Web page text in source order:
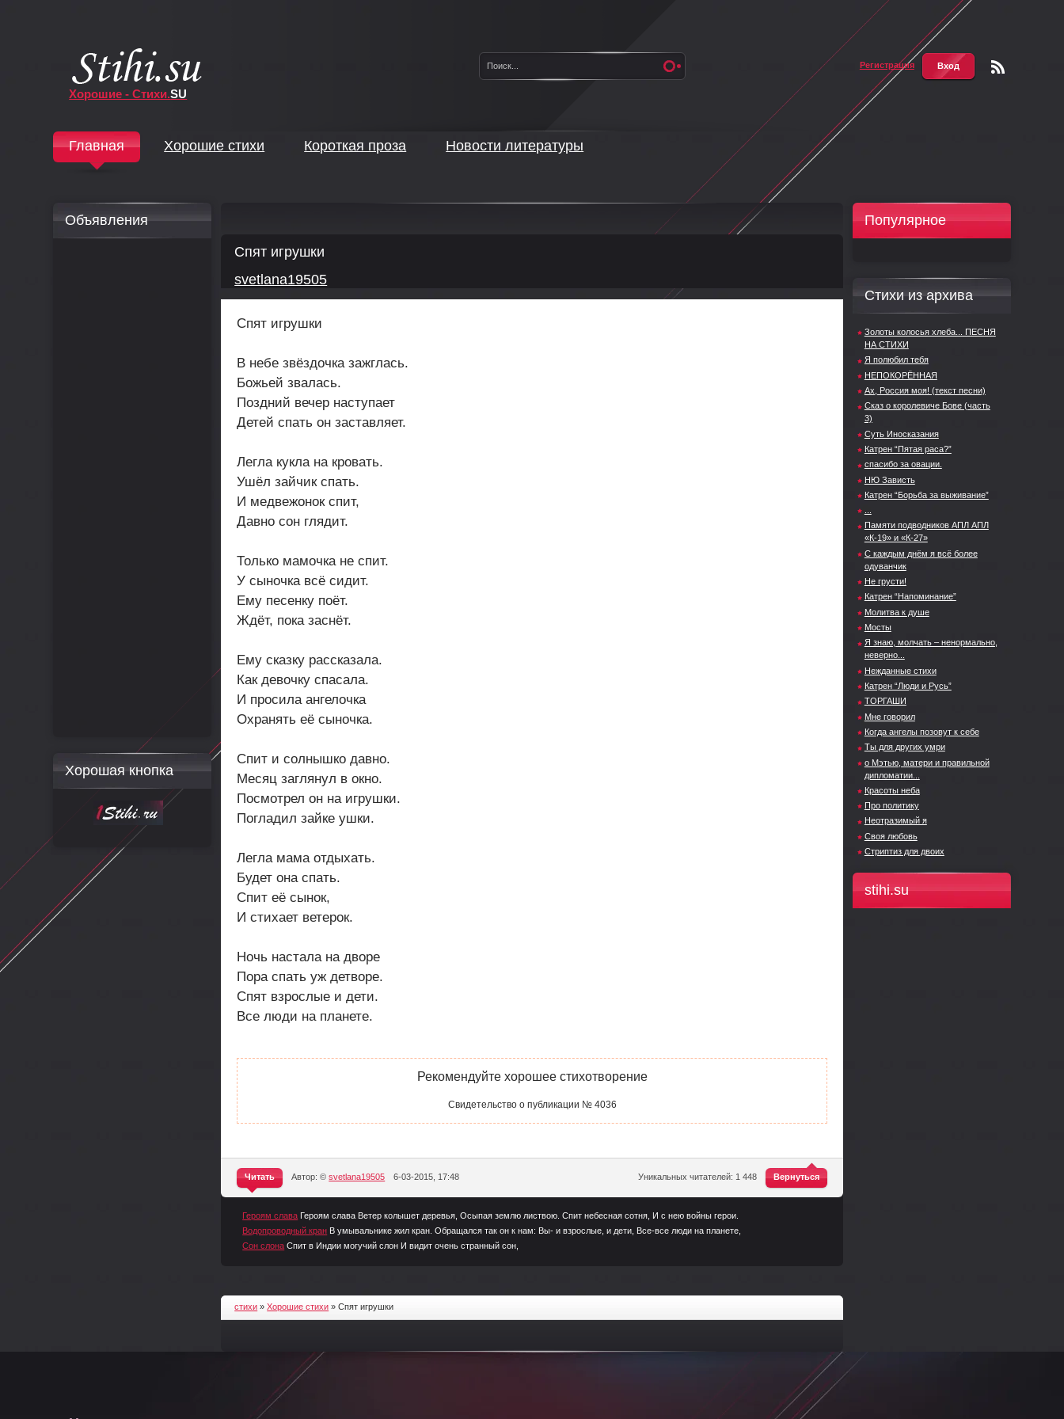
Хорошие - Стихи.SU
Регистрация Вход
Главная Хорошие стихи Короткая проза Новости литературы
Спят игрушки
svetlana19505
Спят игрушки
В небе звёздочка зажглась.
Божьей звалась.
Поздний вечер наступает
Детей спать он заставляет.
Легла кукла на кровать.
Ушёл зайчик спать.
И медвежонок спит,
Давно сон глядит.
Только мамочка не спит.
У сыночка всё сидит.
Ему песенку поёт.
Ждёт, пока заснёт.
Ему сказку рассказала.
Как девочку спасала.
И просила ангелочка
Охранять её сыночка.
Спит и солнышко давно.
Месяц заглянул в окно.
Посмотрел он на игрушки.
Погладил зайке ушки.
Легла мама отдыхать.
Будет она спать.
Спит её сынок,
И стихает ветерок.
Ночь настала на дворе
Пора спать уж детворе.
Спят взрослые и дети.
Все люди на планете.
Рекомендуйте хорошее стихотворение
Свидетельство о публикации № 4036
Вернуться
Уникальных читателей: 1 448
Читать
^
Автор: ©svetlana19505 6-03-2015, 17:48
Героям слава Героям слава Ветер колышет деревья, Осыпая землю листвою. Спит небесная сотня, И с нею войны герои.
Водопроводный кран В умывальнике жил кран. Обращался так он к нам: Вы- и взрослые, и дети, Все-все люди на планете,
Сон слона Спит в Индии могучий слон И видит очень странный сон,
стихи »Хорошие стихи » Спят игрушки
Популярное
Стихи из архива
Золоты колосья хлеба... ПЕСНЯ
НА СТИХИ
Я полюбил тебя
НЕПОКОРЁННАЯ
Ах, Россия моя! (текст песни)
Сказ о королевиче Бове (часть
3)
Суть Иносказания
Катрен “Пятая раса?”
спасибо за овации.
НЮ Зависть
Катрен “Борьба за выживание”
Памяти подводников АПЛ АПЛ
«К-19» и «К-27»
С каждым днём я всё более
одуванчик
Не грусти!
Катрен “Напоминание”
Молитва к душе
Мосты
Я знаю, молчать – ненормально,
неверно...
Нежданные стихи
Катрен “Люди и Русь”
ТОРГАШИ
Мне говорил
Когда ангелы позовут к себе
Ты для других умри
о Мэтью, матери и правильной
дипломатии...
Красоты неба
Про политику
Неотразимый я
Своя любовь
Стриптиз для двоих
stihi.su
Объявления
Хорошая кнопка